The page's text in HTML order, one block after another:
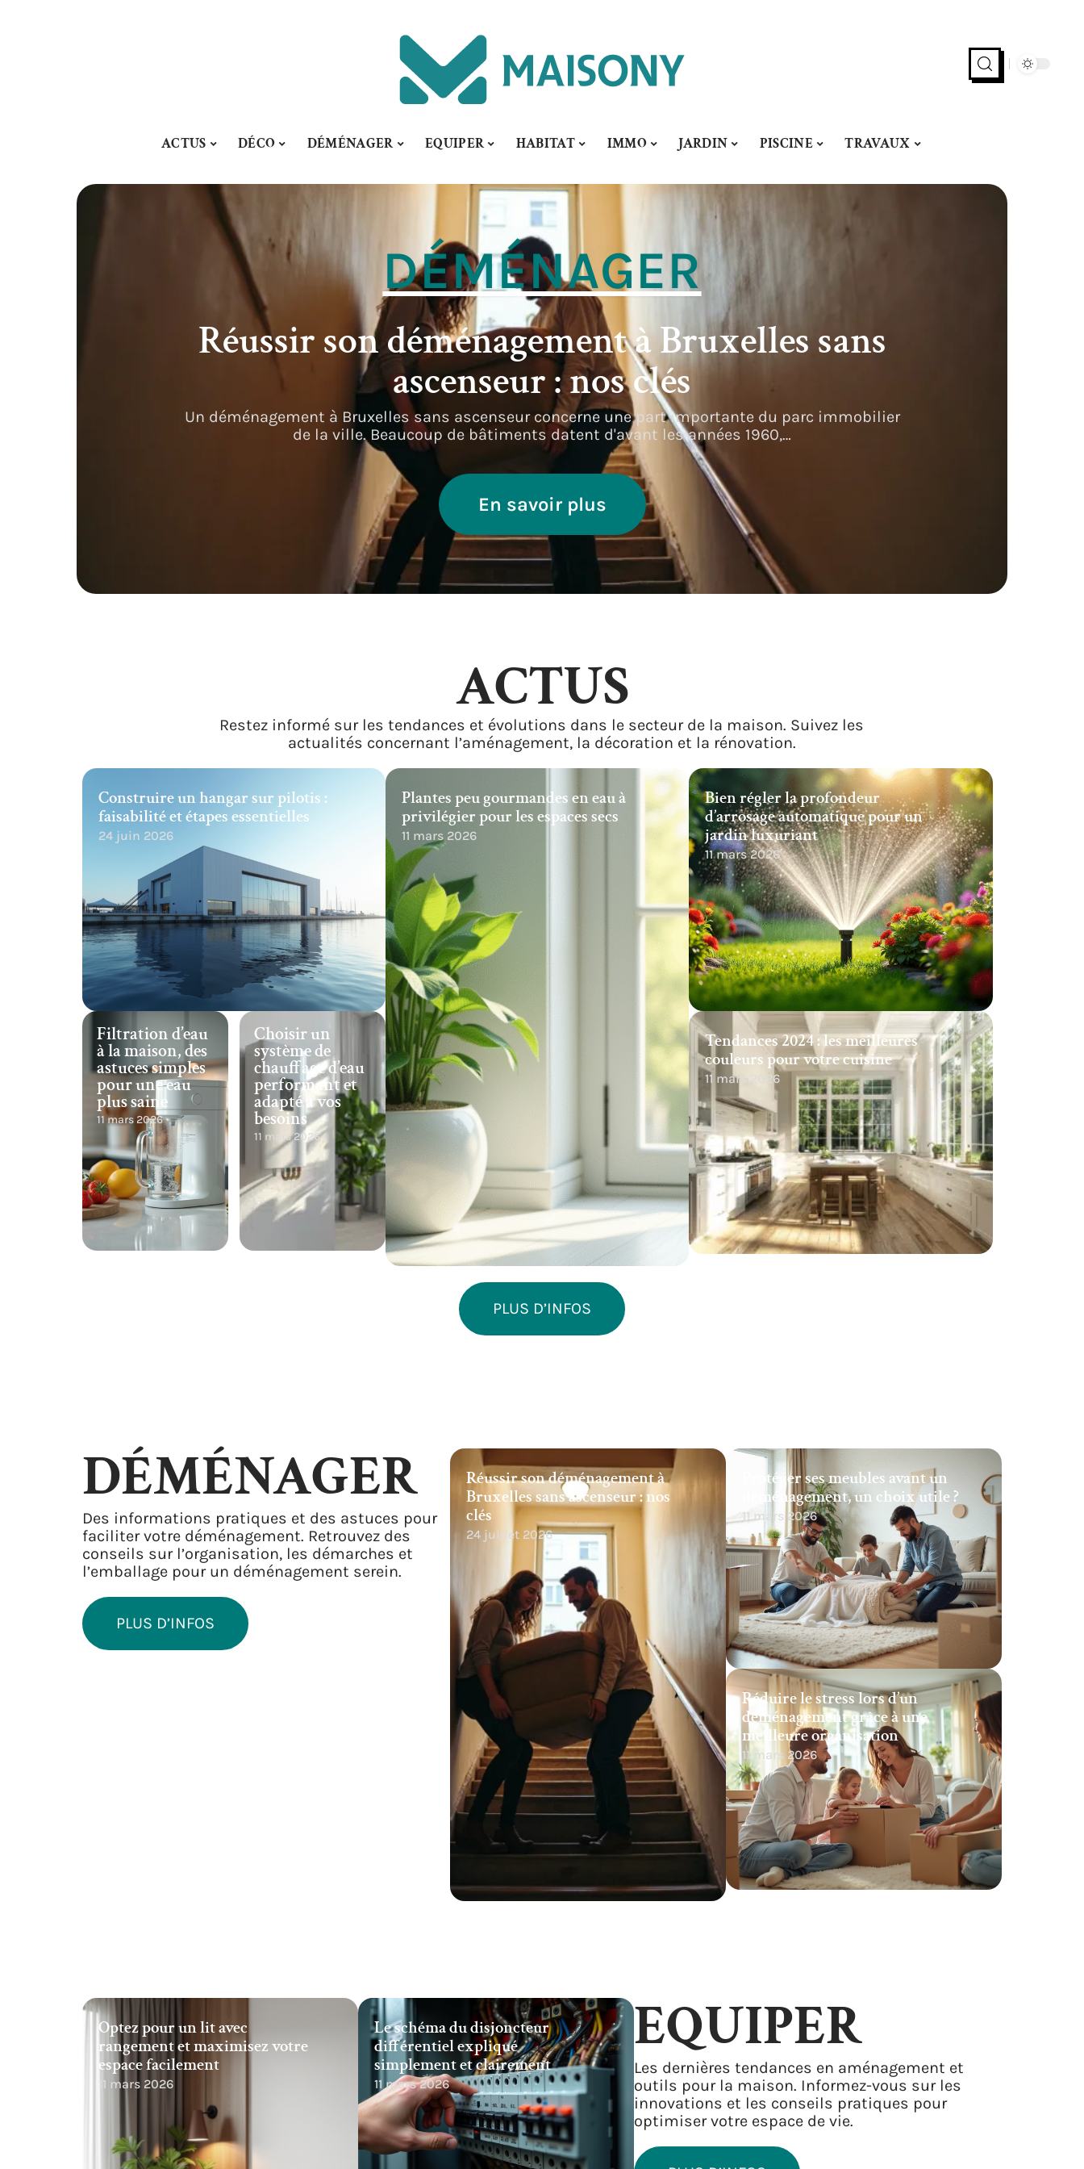
ACTUS DÉCO DÉMÉNAGER EQUIPER HABITAT IMMO JARDIN PISCINE TRAVAUX
DÉMÉNAGER
Réussir son déménagement à Bruxelles sans
ascenseur : nos clés
Un déménagement à Bruxelles sans ascenseur concerne une part importante du parc immobilier
de la ville. Beaucoup de bâtiments datent d'avant les années 1960,…
En savoir plus
ACTUS
Restez informé sur les tendances et évolutions dans le secteur de la maison. Suivez les
actualités concernant l’aménagement, la décoration et la rénovation.
Construire un hangar sur pilotis :
faisabilité et étapes essentielles
24 juin 2026
Filtration d’eau
à la maison, des
astuces simples
pour une eau
plus saine
11 mars 2026
Choisir un
système de
chauffage d’eau
performant et
adapté à vos
besoins
11 mars 2026
Plantes peu gourmandes en eau à
privilégier pour les espaces secs
11 mars 2026
Bien régler la profondeur
d’arrosage automatique pour un
jardin luxuriant
11 mars 2026
Tendances 2024 : les meilleures
couleurs pour votre cuisine
11 mars 2026
PLUS D’INFOS
DÉMÉNAGER
Des informations pratiques et des astuces pour
faciliter votre déménagement. Retrouvez des
conseils sur l’organisation, les démarches et
l’emballage pour un déménagement serein.
PLUS D’INFOS
Réussir son déménagement à
Bruxelles sans ascenseur : nos
clés
24 juillet 2026
Protéger ses meubles avant un
déménagement, un choix utile ?
11 mars 2026
Réduire le stress lors d’un
déménagement grâce à une
meilleure organisation
11 mars 2026
Optez pour un lit avec
rangement et maximisez votre
espace facilement
11 mars 2026
Le schéma du disjoncteur
différentiel expliqué
simplement et clairement
11 mars 2026
EQUIPER
Les dernières tendances en aménagement et
outils pour la maison. Informez-vous sur les
innovations et les conseils pratiques pour
optimiser votre espace de vie.